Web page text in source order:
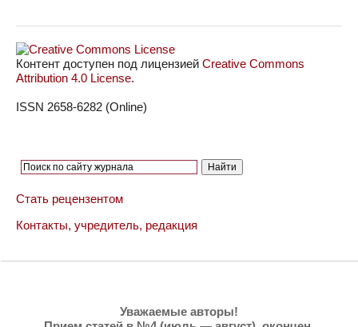
Контент доступен под лицензией Creative Commons
Attribution 4.0 License.
ISSN 2658-6282 (Online)
Стать рецензентом
Контакты, учредитель, редакция
Уважаемые авторы!